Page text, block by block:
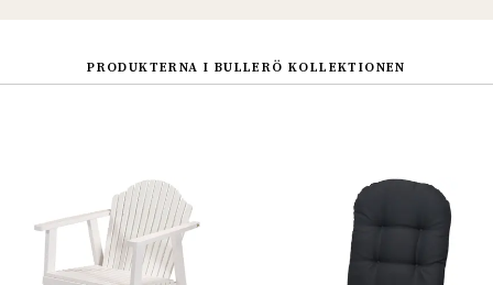
PRODUKTERNA I BULLERÖ KOLLEKTIONEN